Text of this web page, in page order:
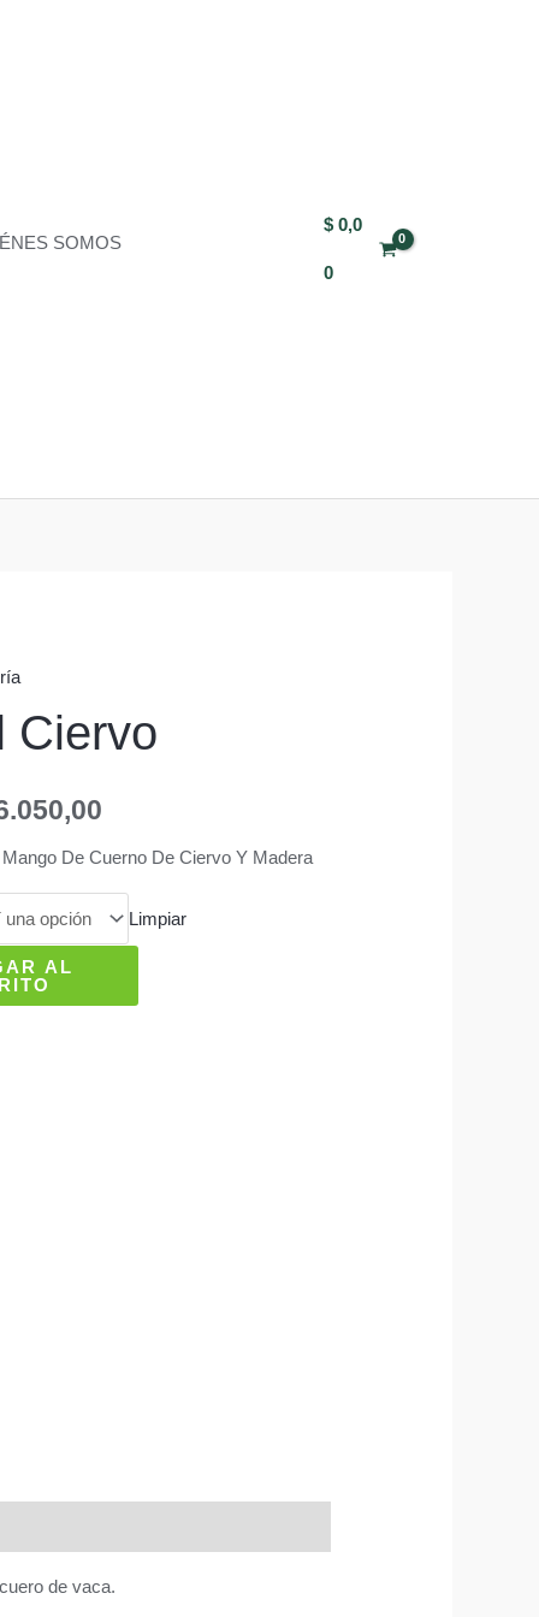
SOMOS
$0,0
0
Ciervo
De Cuerno De Ciervo Y Madera
Limpiar
AL
de vaca.